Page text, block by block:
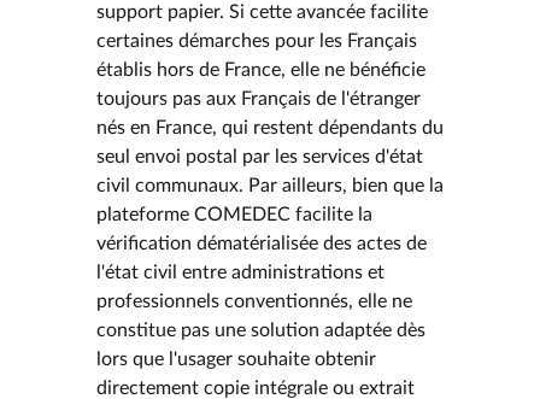
support papier. Si cette avancée facilite
certaines démarches pour les Français
établis hors de France, elle ne bénéficie
toujours pas aux Français de l'étranger
nés en France, qui restent dépendants du
seul envoi postal par les services d'état
civil communaux. Par ailleurs, bien que la
plateforme COMEDEC facilite la
vérification dématérialisée des actes de
l'état civil entre administrations et
professionnels conventionnés, elle ne
constitue pas une solution adaptée dès
lors que l'usager souhaite obtenir
directement copie intégrale ou extrait